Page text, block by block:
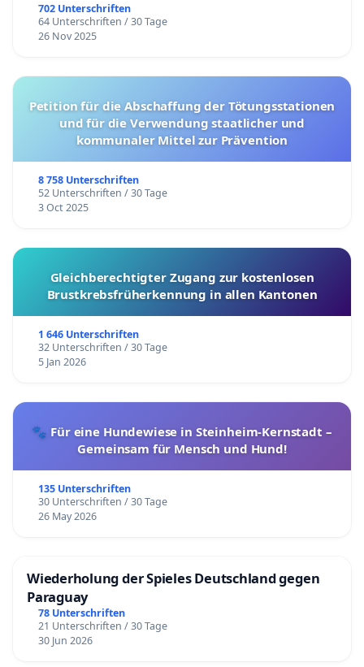
702 Unterschriften
64 Unterschriften / 30 Tage
26 Nov 2025
Petition für die Abschaffung der Tötungsstationen
und für die Verwendung staatlicher und
kommunaler Mittel zur Prävention
8 758 Unterschriften
52 Unterschriften / 30 Tage
3 Oct 2025
Gleichberechtigter Zugang zur kostenlosen
Brustkrebsfrüherkennung in allen Kantonen
1 646 Unterschriften
32 Unterschriften / 30 Tage
5 Jan 2026
🐾 Für eine Hundewiese in Steinheim-Kernstadt –
Gemeinsam für Mensch und Hund!
135 Unterschriften
30 Unterschriften / 30 Tage
26 May 2026
Wiederholung der Spieles Deutschland gegen
Paraguay
78 Unterschriften
21 Unterschriften / 30 Tage
30 Jun 2026